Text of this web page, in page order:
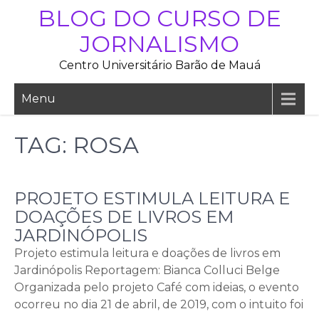
BLOG DO CURSO DE
JORNALISMO
Centro Universitário Barão de Mauá
Menu
TAG: ROSA
PROJETO ESTIMULA LEITURA E
DOAÇÕES DE LIVROS EM
JARDINÓPOLIS
Projeto estimula leitura e doações de livros em
Jardinópolis Reportagem: Bianca Colluci Belge
Organizada pelo projeto Café com ideias, o evento
ocorreu no dia 21 de abril, de 2019, com o intuito foi